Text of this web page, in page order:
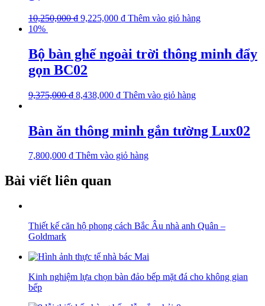
10,250,000₫ 9,225,000 ₫ Thêm vào giỏ hàng
10%
Bộ bàn ghế ngoài trời thông minh đẩy
gọn BC02
9,375,000₫ 8,438,000 ₫ Thêm vào giỏ hàng
Bàn ăn thông minh gắn tường Lux02
7,800,000 ₫ Thêm vào giỏ hàng
Bài viết liên quan
Thiết kế căn hộ phong cách Bắc Âu nhà anh Quân –
Goldmark
Kinh nghiệm lựa chọn bàn đảo bếp mặt đá cho không gian
bếp